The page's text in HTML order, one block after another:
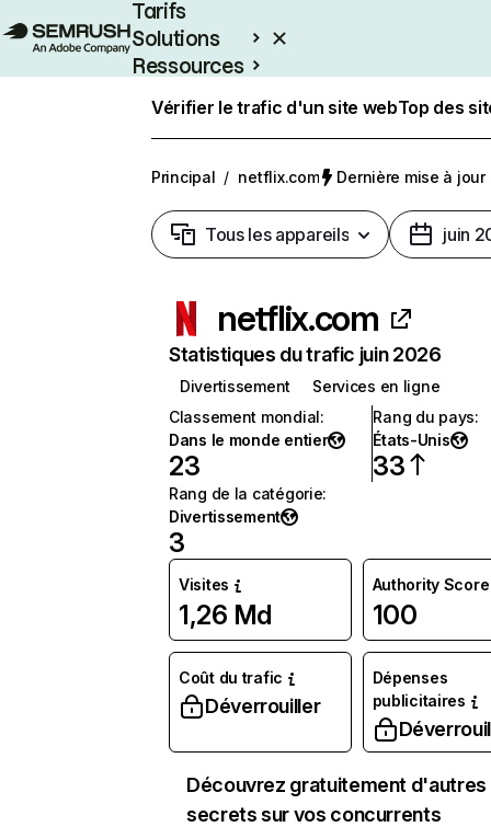
Tarifs
Solutions
Ressources
Vérifier le trafic d'un site webTop des
Principal / netflix.com Dernière mise à jour
Tous les appareils juin
netflix.com
Statistiques du trafic juin 2026
Divertissement
Services en ligne
Classement mondial:
Dans le monde entier
23
Rang du pays:
États-Unis
33
Rang de la catégorie:
Divertissement
3
Visites
1,26 Md
Authority Score
100
Coût du trafic
Déverrouiller
Dépenses
publicitaires
Découvrez gratuitement d'autres
secrets sur vos concurrents